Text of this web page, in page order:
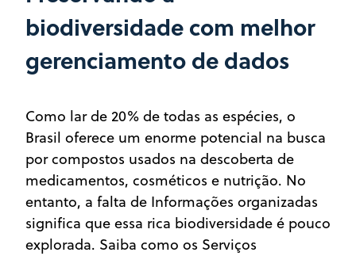
biodiversidade com melhor
gerenciamento de dados
Como lar de 20% de todas as espécies, o
Brasil oferece um enorme potencial na busca
por compostos usados na descoberta de
medicamentos, cosméticos e nutrição. No
entanto, a falta de Informações organizadas
significa que essa rica biodiversidade é pouco
explorada. Saiba como os Serviços